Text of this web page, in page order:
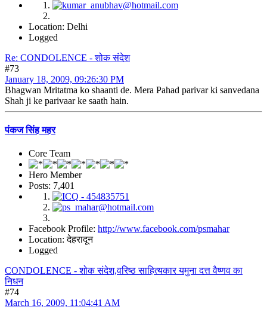
Location: Delhi
Logged
Re: CONDOLENCE - शोक संदेश
#73
January 18, 2009, 09:26:30 PM
Bhagwan Mritatma ko shaanti de. Mera Pahad parivar ki sanvedana
Shah ji ke parivaar ke saath hain.
पंकज सिंह महर
Core Team
Hero Member
Posts: 7,401
Facebook Profile: http://www.facebook.com/psmahar
Location: देहरादून
Logged
CONDOLENCE - शोक संदेश,वरिष्ठ साहित्यकार यमुना दत्त वैष्णव का
निधन
#74
March 16, 2009, 11:04:41 AM